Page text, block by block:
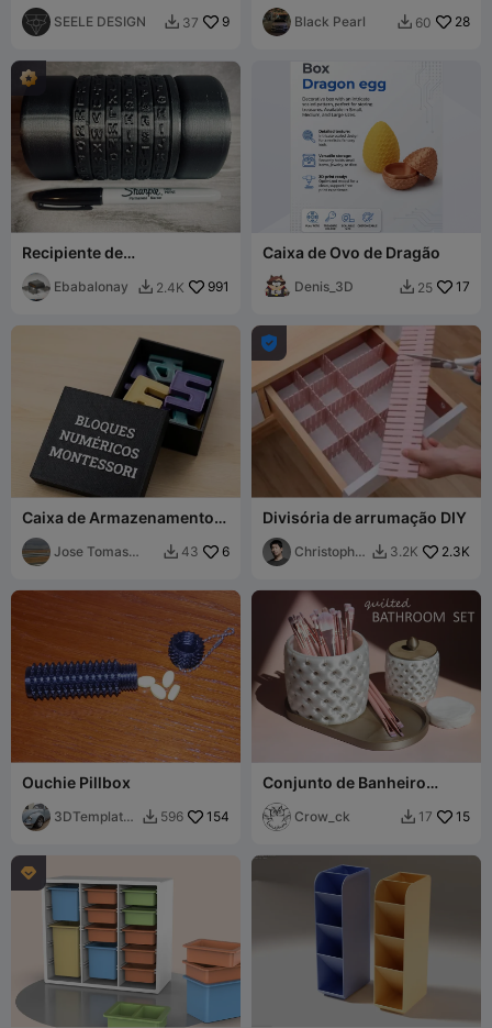
SEELE DESIGN  37 9 Black Pearl  60 28
Recipiente de
Armazenamento Cryptex
Ebabalonay  2.4K 991
Caixa de Ovo de Dragão
Denis_3D  25 17
Caixa de Armazenamento
para Blocos Numéricos
Montessori
Jose Tomas
 43 6

Divisória de arrumação DIY
Christopher  3.2K 2.3K
Ouchie Pillbox
3DTemplate
 596 154
Conjunto de Banheiro
Acolchoado / Organizador
Acolchoado
Crow_ck  17 15
